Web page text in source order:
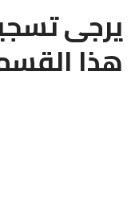
يرجى
هذا